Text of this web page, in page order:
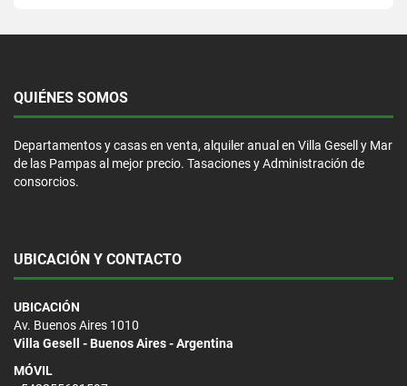
QUIÉNES SOMOS
Departamentos y casas en venta, alquiler anual en Villa Gesell y Mar
de las Pampas al mejor precio. Tasaciones y Administración de
consorcios.
UBICACIÓN Y CONTACTO
UBICACIÓN
Av. Buenos Aires 1010
Villa Gesell - Buenos Aires - Argentina
MÓVIL